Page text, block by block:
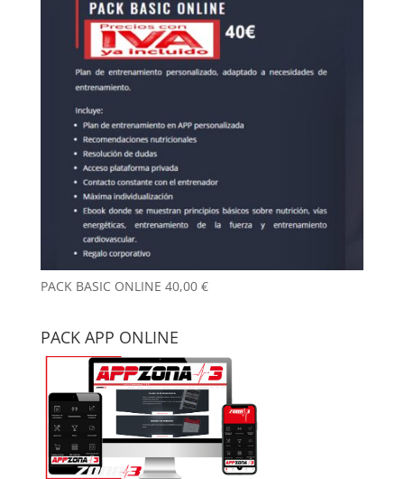
PACK BASIC ONLINE 40,00 €
PACK APP ONLINE